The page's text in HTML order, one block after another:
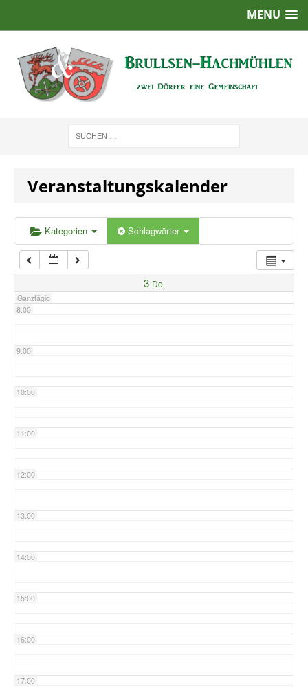
MENU
Veranstaltungskalender
Kategorien Schlagwörter
3 Do.
Ganztägig
2:00
5:00
6:00
7:00
8:00
9:00
10:00
11:00
12:00
13:00
14:00
15:00
16:00
17:00